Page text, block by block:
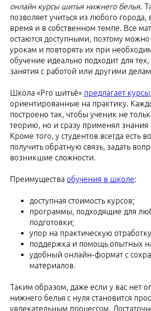
онлайн курсы шитья нижнего белья.
позволяет учиться из любого города,
время и в собственном темпе. Все
остаются доступными, поэтому можно
урокам и повторять их при
обучение идеально подходит для
занятия с работой или другими
Школа «Pro шитьё» предлагает курсы,
ориентированные на практику.
построено так, чтобы ученик не
теорию, но и сразу применял знания
Кроме того, у студентов всегда есть
получить обратную связь, задать
возникшие сложности.
Преимущества обучения в школе:
доступная стоимость курсов;
программы, подходящие для
подготовки;
упор на практическую
поддержка и помощь опытных
удобный онлайн-формат с
материалов.
Таким образом, даже если у вас нет
нижнего белья с нуля становится
увлекательным процессом.